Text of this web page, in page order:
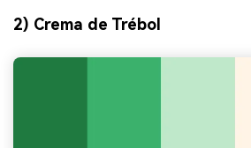
2) Crema de Trébol